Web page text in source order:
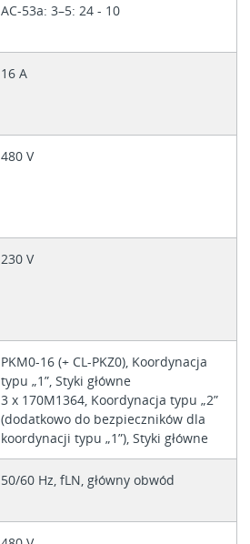
AC-53a: 3–5: 24 - 10
16 A
480 V
230 V
PKM0-16 (+ CL-PKZ0), Koordynacja
typu „1”, Styki główne
3 x 170M1364, Koordynacja typu „2”
(dodatkowo do bezpieczników dla
koordynacji typu „1”), Styki główne
50/60 Hz, fLN, główny obwód